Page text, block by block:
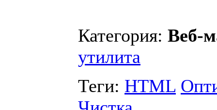
Категория: Веб-
утилита
Теги: HTML